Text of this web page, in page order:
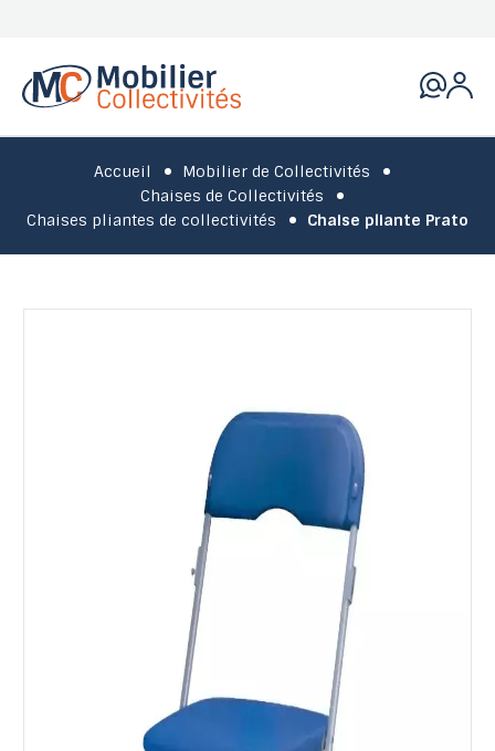
Accueil
Mobilier de Collectivités
Chaises de Collectivités
Chaises pliantes de collectivités
Chaise pliante Prato